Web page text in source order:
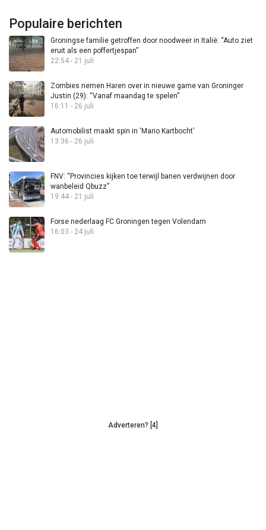
Populaire berichten
Groningse familie getroffen door noodweer in Italië: “Auto ziet
eruit als een poffertjespan”
22:54 - 21 juli
Zombies nemen Haren over in nieuwe game van Groninger
Justin (29): “Vanaf maandag te spelen”
16:11 - 26 juli
Automobilist maakt spin in ‘Mario Kartbocht’
13:36 - 26 juli
FNV: “Provincies kijken toe terwijl banen verdwijnen door
wanbeleid Qbuzz”
19:44 - 21 juli
Forse nederlaag FC Groningen tegen Volendam
16:03 - 24 juli
Adverteren? [4]